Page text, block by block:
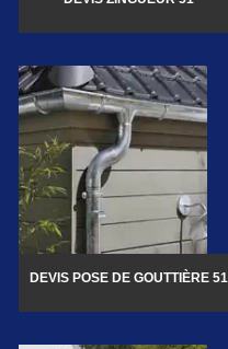
DEVIS POSE DE GOUTTIÈRE 51